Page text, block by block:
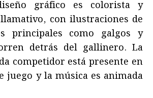
gráfico es colorista y
llamativo, con ilustraciones de
principales como galgos y
detrás del gallinero. La
competidor está presente en
juego y la música es animada